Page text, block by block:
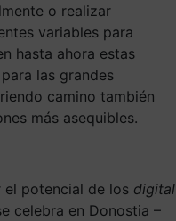
o realizar
variables para
hasta ahora estas
las grandes
camino también
más asequibles.
potencial de los digital
celebra en Donostia –